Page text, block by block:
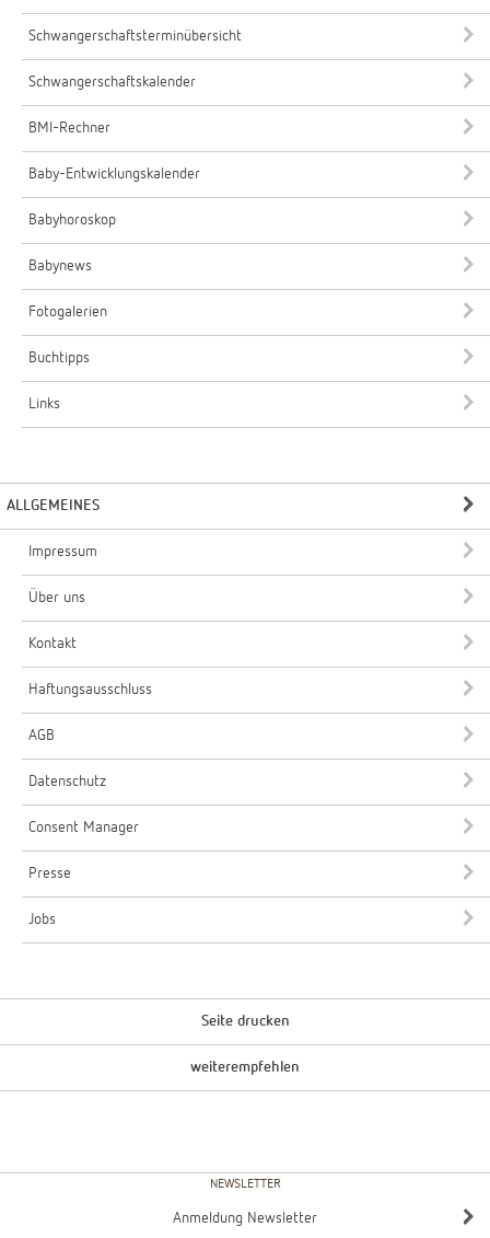
Schwangerschaftsterminübersicht
Schwangerschaftskalender
BMI-Rechner
Baby-Entwicklungskalender
Babyhoroskop
Babynews
Fotogalerien
Buchtipps
Links
ALLGEMEINES
Impressum
Über uns
Kontakt
Haftungsausschluss
AGB
Datenschutz
Consent Manager
Presse
Jobs
Seite drucken
weiterempfehlen
NEWSLETTER
Anmeldung Newsletter